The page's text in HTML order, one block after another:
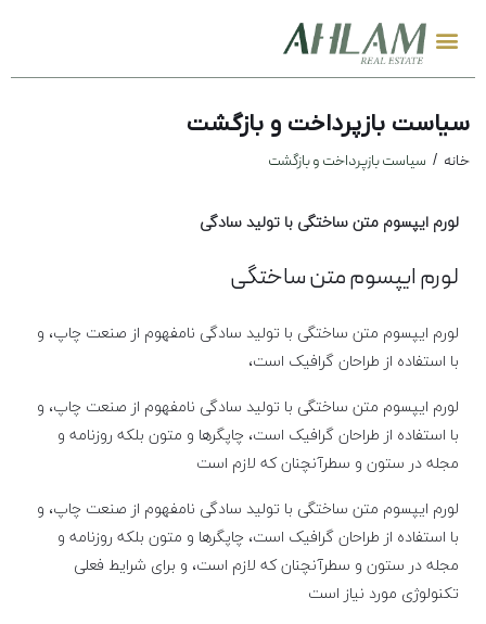
سیاست بازپرداخت و بازگشت
خانه سیاست بازپرداخت و بازگشت
لورم ایپسوم متن ساختگی با تولید سادگی
لورم ایپسوم متن ساختگی
لورم ایپسوم متن ساختگی با تولید سادگی نامفهوم از صنعت چاپ، و
با استفاده از طراحان گرافیک است،
لورم ایپسوم متن ساختگی با تولید سادگی نامفهوم از صنعت چاپ، و
با استفاده از طراحان گرافیک است، چاپگرها و متون بلکه روزنامه و
مجله در ستون و سطرآنچنان که لازم است
لورم ایپسوم متن ساختگی با تولید سادگی نامفهوم از صنعت چاپ، و
با استفاده از طراحان گرافیک است، چاپگرها و متون بلکه روزنامه و
مجله در ستون و سطرآنچنان که لازم است، و برای شرایط فعلی
تکنولوژی مورد نیاز است